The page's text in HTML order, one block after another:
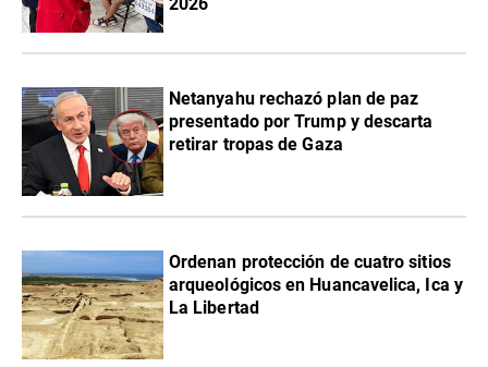
Netanyahu rechazó plan de paz
presentado por Trump y descarta
retirar tropas de Gaza
Ordenan protección de cuatro sitios
arqueológicos en Huancavelica, Ica y
La Libertad